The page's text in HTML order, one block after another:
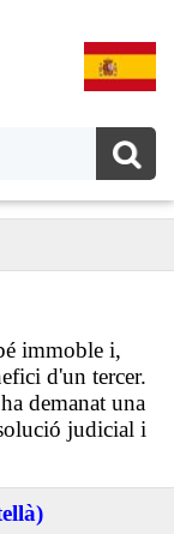
immoble i,
d'un tercer.
demanat una
judicial i